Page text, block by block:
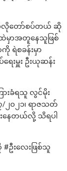
လိုတော်စပ်တယ် ဆို
မှာအတူနေသူဖြစ်
ရဲစခန်းမှာ
းမှူး ဦးယုဆန်း
းခံရသူ လွင်မိုး
/၂၀၂၁၊ ရာဇသတ်
းနေတယ်လို့ သိရပါ
#ဦးလေးဖြစ်သူ